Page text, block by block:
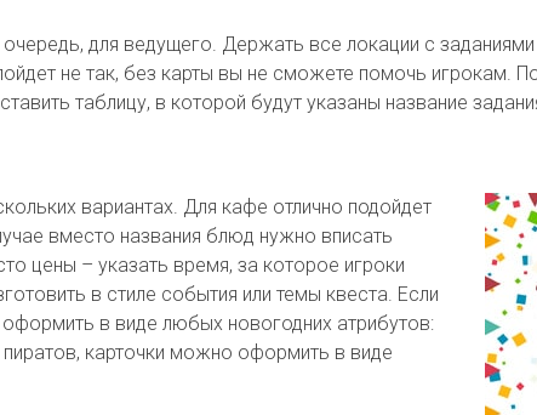
для ведущего. Держать все локации с заданиями
не так, без карты вы не сможете помочь игрокам.
таблицу, в которой будут указаны название
вариантах. Для кафе отлично подойдет
вместо названия блюд нужно вписать
цены – указать время, за которое игроки
в стиле события или темы квеста. Если
в виде любых новогодних атрибутов:
карточки можно оформить в виде